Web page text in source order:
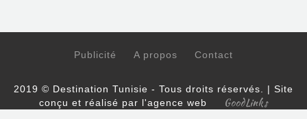
Publicité A propos Contact
2019 © Destination Tunisie - Tous droits réservés. | Site
conçu et réalisé par l'agence web
GoodLinks